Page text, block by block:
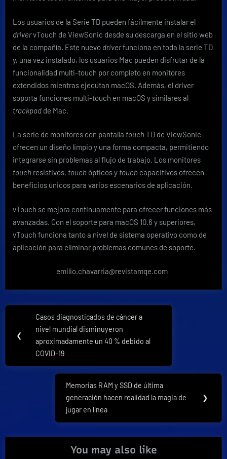
Los usuarios de la Serie TD pueden fácilmente instalar el
drivervTouch de ViewSonic desde su descarga en el sitio web
de la compañía. Este nuevo driverfunciona en toda la serie TD
y, una vez instalado, los usuarios Mac pueden disfrutar de la
funcionalidad multi-touch por completo en monitores
extendidos mientras ejecutan macOS. Además, el driver
soporta funciones multi-touch en macOS y similares al
trackpad de Mac.
La serie de monitores con pantalla touch TD de ViewSonic
ofrecen un diseño limpio y una forma compacta, permitiendo
integrarse sin problemas al flujo de trabajo. Los monitores
touch resistivos, touch ópticos y touch capacitivos ofrecen
beneficios únicos para varios escenarios de aplicación.
vTouch se mejora continuamente para ofrecer funciones más
avanzadas. Con el soporte para macOS 10.6 y superiores,
vTouch funciona tanto a nivel de sistema operativo como de
aplicación para eliminar problemas comunes de soporte.
emilio.chavarria@revistamqe.com
Navegación
de
entradas
❮
Previous
Post:
Casos diagnosticados de cáncer a
nivel mundial disminuyeron
aproximadamente un 40 % debido al
COVID-19
Next
Post:
Memorias RAM y SSD de última
generación hacen realidad la magia de
jugar en línea
❯
You may also like